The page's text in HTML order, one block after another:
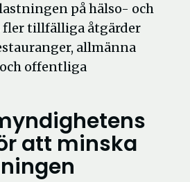
på hälso- och
fler tillfälliga åtgärder
allmänna
offentliga
att minska